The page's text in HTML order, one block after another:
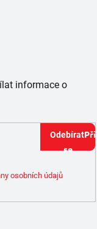
informace o
osobních údajů
se